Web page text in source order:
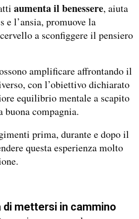
aumenta il benessere, aiuta
e l’ansia, promuove la
a sconfiggere il pensiero
amplificare affrontando il
con l’obiettivo dichiarato
equilibrio mentale a scapito
buona compagnia.
prima, durante e dopo il
questa esperienza molto
di mettersi in cammino